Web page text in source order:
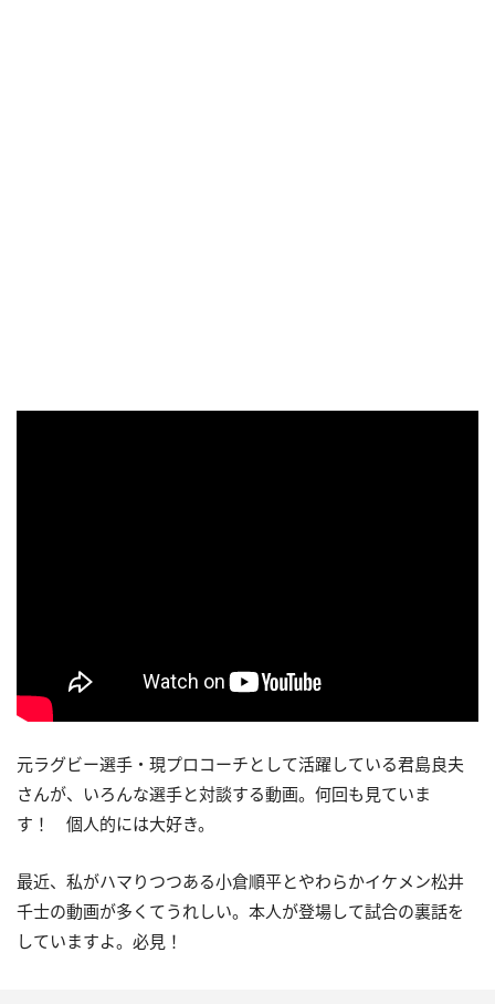
元ラグビー選手・現プロコーチとして活躍している君島良夫
さんが、いろんな選手と対談する動画。何回も見ていま
す！ 個人的には大好き。
最近、私がハマりつつある小倉順平とやわらかイケメン松井
千士の動画が多くてうれしい。本人が登場して試合の裏話を
していますよ。必見！